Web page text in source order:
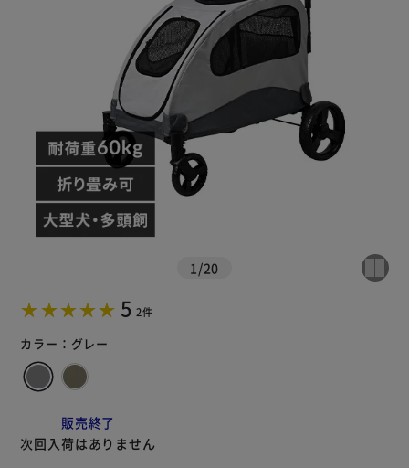
1 /20
5 2件
カラー： グレー
販売終了
次回入荷はありません
※ご確認ください
カートに入れる 購入手続きへ